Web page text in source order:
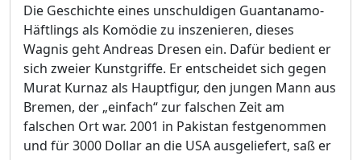
Die Geschichte eines unschuldigen Guantanamo-
Häftlings als Komödie zu inszenieren, dieses
Wagnis geht Andreas Dresen ein. Dafür bedient er
sich zweier Kunstgriffe. Er entscheidet sich gegen
Murat Kurnaz als Hauptfigur, den jungen Mann aus
Bremen, der „einfach“ zur falschen Zeit am
falschen Ort war. 2001 in Pakistan festgenommen
und für 3000 Dollar an die USA ausgeliefert, saß er